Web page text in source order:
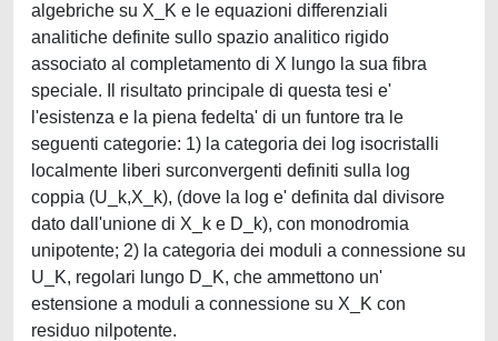
algebriche su X_K e le equazioni differenziali
analitiche definite sullo spazio analitico rigido
associato al completamento di X lungo la sua fibra
speciale. Il risultato principale di questa tesi e'
l'esistenza e la piena fedelta' di un funtore tra le
seguenti categorie: 1) la categoria dei log isocristalli
localmente liberi surconvergenti definiti sulla log
coppia (U_k,X_k), (dove la log e' definita dal divisore
dato dall'unione di X_k e D_k), con monodromia
unipotente; 2) la categoria dei moduli a connessione su
U_K, regolari lungo D_K, che ammettono un'
estensione a moduli a connessione su X_K con
residuo nilpotente.